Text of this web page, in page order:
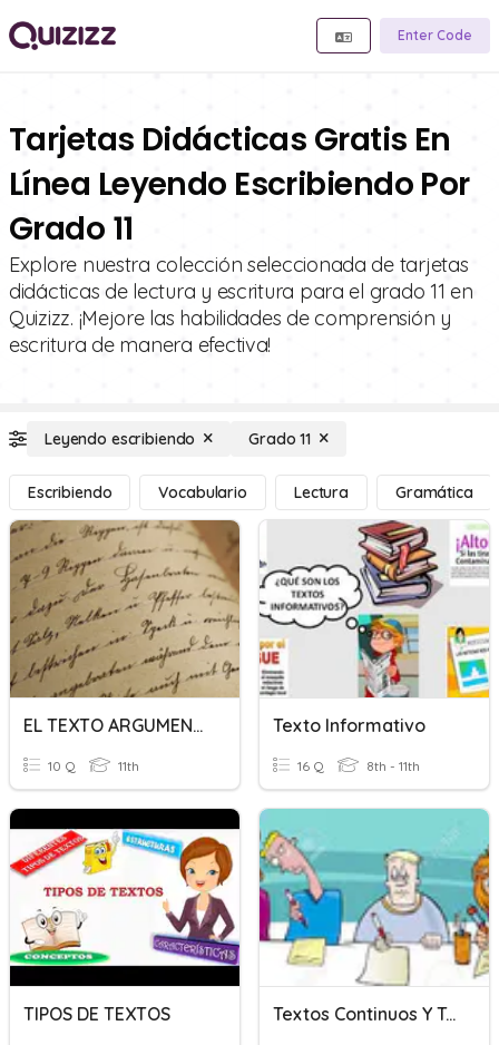
Enter Code
Tarjetas Didácticas Gratis En
Línea Leyendo Escribiendo Por
Grado 11
Explore nuestra colección seleccionada de tarjetas
didácticas de lectura y escritura para el grado 11 en
Quizizz. ¡Mejore las habilidades de comprensión y
escritura de manera efectiva!
Leyendo escribiendo Grado 11
Escribiendo Vocabulario Lectura Gramática
EL TEXTO ARGUMENTATIVO Y ENSAYO
10 Q 11th
Texto Informativo
16 Q 8th - 11th
TIPOS DE TEXTOS Textos Continuos Y Textos Discontinuos